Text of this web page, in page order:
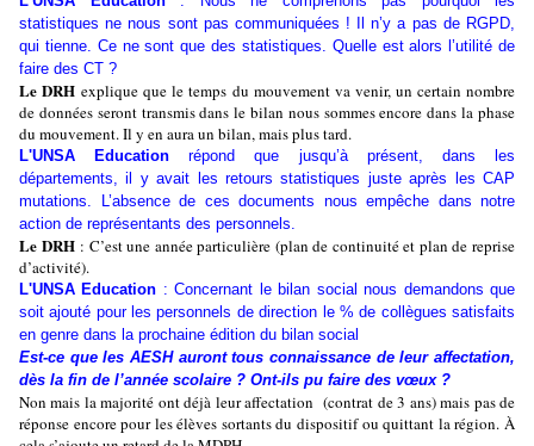
statistiques ne nous sont pas communiquées ! Il n’y a pas de RGPD,
qui tienne. Ce ne sont que des statistiques. Quelle est alors l’utilité de
faire des CT ?
Le DRH explique que le temps du mouvement va venir, un certain nombre
de données seront transmis dans le bilan nous sommes encore dans la phase
du mouvement. Il y en aura un bilan, mais plus tard.
L'UNSA Education
répond que jusqu’à présent, dans les
départements, il y avait les retours statistiques juste après les CAP
mutations. L’absence de ces documents nous empêche dans notre
action de représentants des personnels.
Le DRH: C’est une année particulière (plan de continuité et plan de reprise
d’activité).
L'UNSA Education : Concernant le bilan social nous demandons que
soit ajouté pour les personnels de direction le % de collègues satisfaits
en genre dans la prochaine édition du bilan social
Est-ce que les AESH auront tous connaissance de leur affectation,
dès la fin de l’année scolaire ? Ont-ils pu faire des vœux ?
Non mais la majorité ont déjà leur affectation (contrat de 3 ans) mais pas de
réponse encore pour les élèves sortants du dispositif ou quittant la région. À